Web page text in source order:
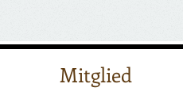
Mitglied